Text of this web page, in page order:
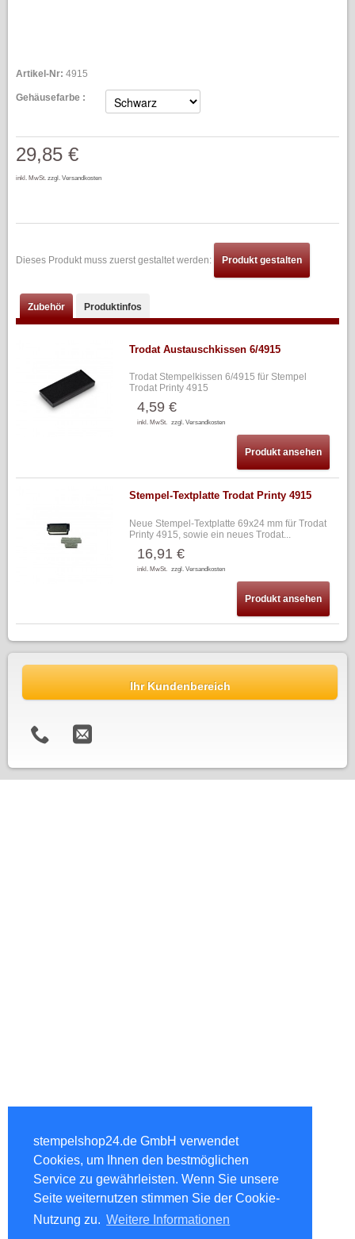
stempelshop24.de GmbH verwendet
Cookies, um Ihnen den bestmöglichen
Service zu gewährleisten. Wenn Sie unsere
Seite weiternutzen stimmen Sie der Cookie-
Nutzung zu. Weitere Informationen
Artikel-Nr: 4915
Gehäusefarbe :
29,85 €
inkl. MwSt. zzgl. Versandkosten
Dieses Produkt muss zuerst gestaltet werden: Produkt gestalten
Zubehör Produktinfos
Trodat Austauschkissen 6/4915
Trodat Stempelkissen 6/4915 für Stempel
Trodat Printy 4915
4,59 €
inkl. MwSt. zzgl. Versandkosten
Produkt ansehen
Stempel-Textplatte Trodat Printy 4915
Neue Stempel-Textplatte 69x24 mm für Trodat
Printy 4915, sowie ein neues Trodat...
16,91 €
inkl. MwSt. zzgl. Versandkosten
Produkt ansehen
Ihr Kundenbereich